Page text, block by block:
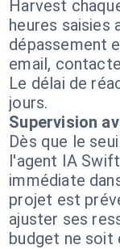
Harvest
heures saisies
dépassement
email,
Le délai de
jours.
Supervision
Dès que le
l'agent IA
immédiate
projet est
ajuster ses
budget ne soit